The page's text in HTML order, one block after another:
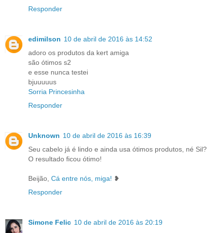
Responder
edimilson 10 de abril de 2016 às 14:52
adoro os produtos da kert amiga
são ótimos s2
e esse nunca testei
bjuuuuus
Sorria Princesinha
Responder
Unknown 10 de abril de 2016 às 16:39
Seu cabelo já é lindo e ainda usa ótimos produtos, né Sil?
O resultado ficou ótimo!
Beijão, Cá entre nós, miga! ❥
Responder
Simone Felic 10 de abril de 2016 às 20:19